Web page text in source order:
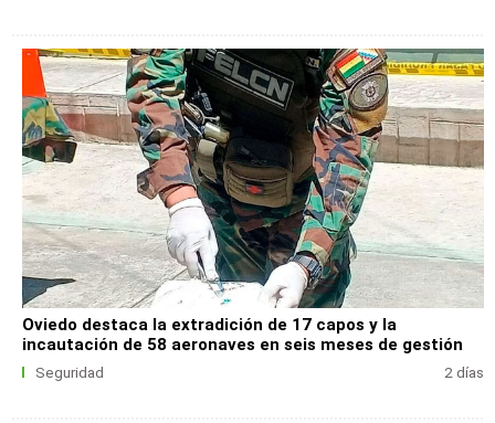
Oviedo destaca la extradición de 17 capos y la
incautación de 58 aeronaves en seis meses de gestión
Seguridad 2 días